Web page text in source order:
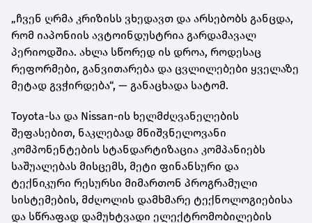
„ჩვენ ღრმა კრიზისს ვხედავთ და არსებობს განცდა,
რომ იაპონიის ავტოინდუსტრია გარდამავალ
პერიოდშია. ახლა სწორედ ის დროა, როდესაც
რეფორმები, განვითარება და ცვლილებები ყველაზე
მეტად გვჭირდება“, — განაცხადა სატომ.
Toyota-სა და Nissan-ის ხელმძღვანელების
შეფასებით, ნაკლებად მნიშვნელოვანი
კომპონენტების სტანდარტიზაცია კომპანიებს
საშუალებას მისცემს, მეტი ფინანსური და
ტექნიკური რესურსი მიმართონ პროგრამული
სისტემების, მძღოლის დამხმარე ტექნოლოგიებისა
და სწრაფად დამუხტვადი ელექტრომობილების